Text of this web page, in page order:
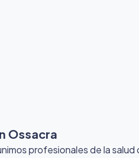
Ossacra
profesionales de la